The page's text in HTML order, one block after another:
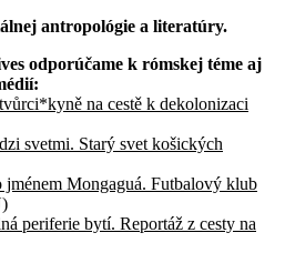
antropológie a literatúry.
odporúčame k rómskej téme aj
na cestě k dekolonizaci
svetmi. Starý svet košických
jménem Mongaguá. Futbalový klub
periferie bytí. Reportáž z cesty na